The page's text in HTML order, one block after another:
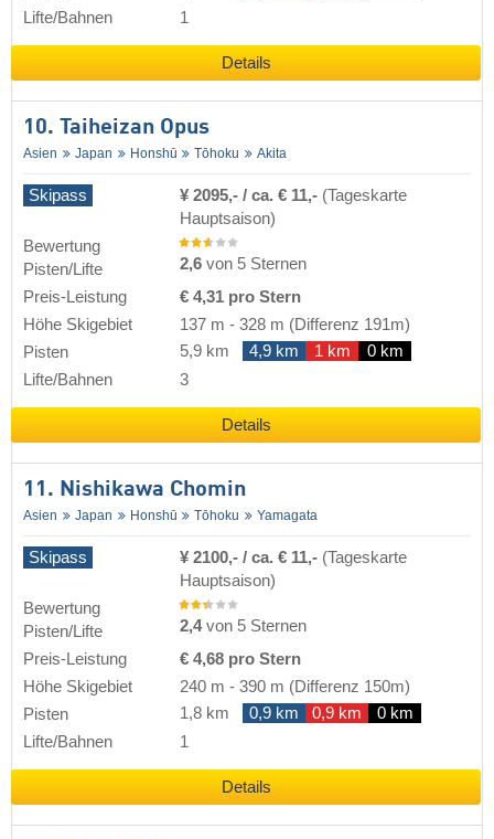
Lifte/Bahnen
1
Details
10. Taiheizan Opus
Asien Japan Honshū Tōhoku Akita
Skipass ¥ 2095,- / ca. € 11,- (Tageskarte
Hauptsaison)
Bewertung
Pisten/Lifte
2,6 von 5 Sternen
Preis-Leistung
€ 4,31 pro Stern
Höhe Skigebiet
137 m - 328 m (Differenz 191m)
Pisten
5,9 km 4,9 km 1 km
0 km
Lifte/Bahnen
3
Details
11. Nishikawa Chomin
Asien Japan Honshū Tōhoku Yamagata
Skipass ¥ 2100,- / ca. € 11,- (Tageskarte
Hauptsaison)
Bewertung
Pisten/Lifte
2,4von 5 Sternen
Preis-Leistung
€ 4,68 pro Stern
Höhe Skigebiet
240 m - 390 m (Differenz 150m)
Pisten
1,8 km 0,9 km 0,9 km
0 km
Lifte/Bahnen
1
Details